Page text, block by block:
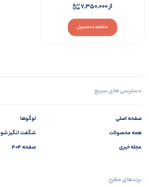
مشاهده محصول
از7,350,000
دسترسی های سریع
صفحه اصلی
همه محصولات
مجله خبری
لوگوها
شگفت انگیز شو
صفحه 404
برندهای مطرح